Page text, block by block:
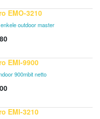
EMO-3210
outdoor master
EMI-9900
900mbit netto
EMI-3210